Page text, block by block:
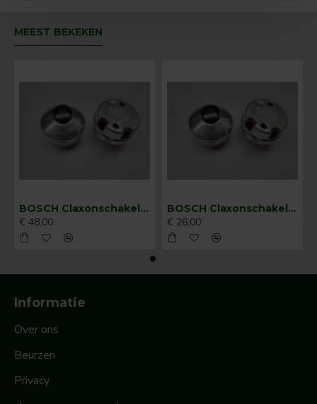
MEEST BEKEKEN
BOSCH Claxonschakelaar opbouw ⌀ 35 mm 0343013001
€ 48,00
BOSCH Claxonschakelaar opbouw ⌀26 mm 0343007001
€ 26,00
Informatie
Over ons
Beurzen
Privacy